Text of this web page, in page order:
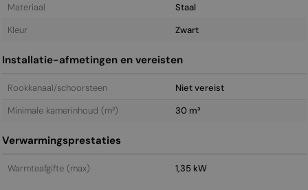
Materiaal
Staal
Kleur
Zwart
Installatie-afmetingen en vereisten
Rookkanaal/schoorsteen
Niet vereist
Minimale kamerinhoud (m³)
30 m³
Verwarmingsprestaties
Warmteafgifte (max) 1,35 kW